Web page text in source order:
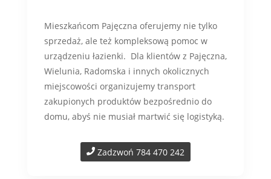
Mieszkańcom Pajęczna oferujemy nie tylko
sprzedaż, ale też kompleksową pomoc w
urządzeniu łazienki. Dla klientów z Pajęczna,
Wielunia, Radomska i innych okolicznych
miejscowości organizujemy transport
zakupionych produktów bezpośrednio do
domu, abyś nie musiał martwić się logistyką.
Zadzwoń 784 470 242